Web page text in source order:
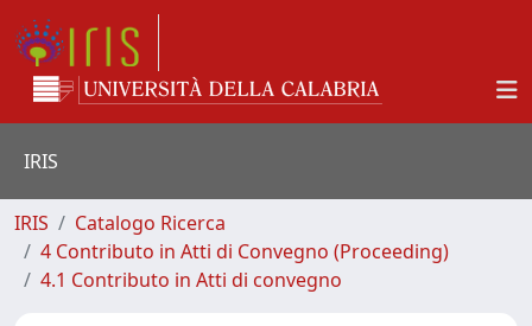
IRIS
IRIS
Catalogo Ricerca
4 Contributo in Atti di Convegno (Proceeding)
4.1 Contributo in Atti di convegno